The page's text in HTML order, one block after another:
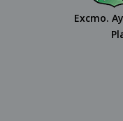
Excmo.